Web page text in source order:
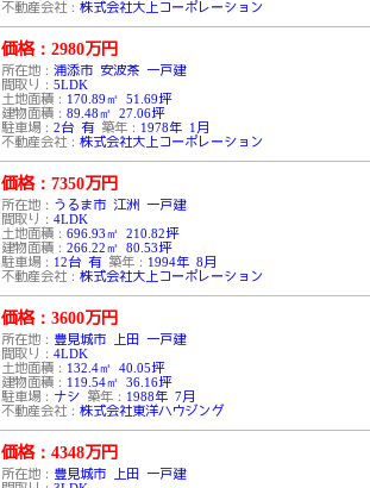
不動産会社：株式会社大上コーポレーション
価格：2980万円
所在地：浦添市 安波茶 一戸建
間取り：5LDK
土地面積： 170.89㎡ 51.69坪
建物面積：89.48㎡ 27.06坪
駐車場：2台 有 築年： 1978年 1月
不動産会社：株式会社大上コーポレーション
価格：7350万円
所在地： うるま市 江洲 一戸建
間取り：4LDK
土地面積：696.93㎡ 210.82坪
建物面積：266.22㎡ 80.53坪
駐車場： 12台 有 築年： 1994年 8月
不動産会社：株式会社大上コーポレーション
価格：3600万円
所在地： 豊見城市 上田 一戸建
間取り：4LDK
土地面積： 132.4㎡ 40.05坪
建物面積： 119.54㎡ 36.16坪
駐車場： ナシ 築年： 1988年 7月
不動産会社：株式会社東洋ハウジング
価格：4348万円
所在地： 豊見城市 上田 一戸建